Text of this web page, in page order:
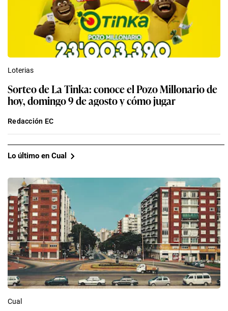
Loterias
Sorteo de La Tinka: conoce el Pozo Millonario de
hoy, domingo 9 de agosto y cómo jugar
Redacción EC
Lo último en Cual
Cual